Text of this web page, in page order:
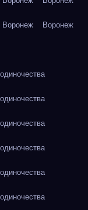
Воронеж Воронеж